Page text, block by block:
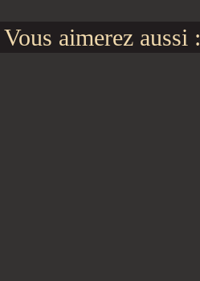
Vous aimerez aussi :